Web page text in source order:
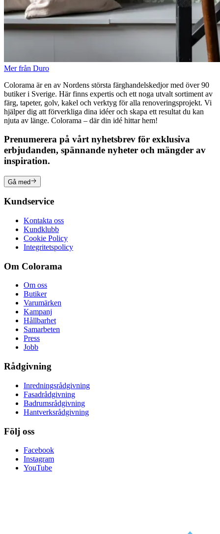
Mer från Duro
Colorama är en av Nordens största färghandelskedjor med över 90
butiker i Sverige. Här finns expertis och ett noga utvalt sortiment av
färg, tapeter, golv, kakel och verktyg för alla renoveringsprojekt. Vi
hjälper dig att förverkliga dina idéer och skapa ett resultat du kan
njuta av länge. Colorama – där din idé hittar hem!
Prenumerera på vårt nyhetsbrev för exklusiva
erbjudanden, spännande nyheter och mängder av
inspiration.
Gå med
Kundservice
Kontakta oss
Kundklubb
Cookie Policy
Integritetspolicy
Om Colorama
Om oss
Butiker
Varumärken
Kampanj
Hållbarhet
Samarbeten
Press
Jobb
Rådgivning
Inredningsrådgivning
Fasadrådgivning
Badrumsrådgivning
Hantverksrådgivning
Följ oss
Facebook
Instagram
YouTube